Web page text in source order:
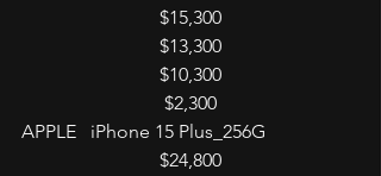
$15,300
$13,300
$10,300
$2,300
APPLE   iPhone 15 Plus_256G
$24,800